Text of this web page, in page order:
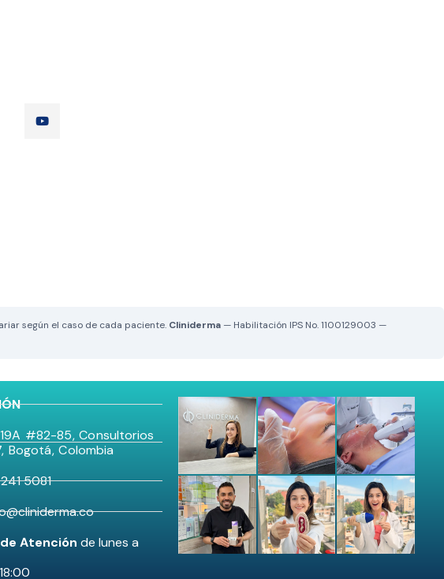
según el caso de cada paciente. Cliniderma — Habilitación IPS No. 1100129003 —
#82-85, Consultorios
Bogotá, Colombia
5081
Atención de lunes a